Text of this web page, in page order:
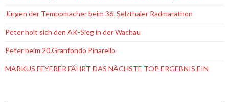
Jürgen der Tempomacher beim 36. Selzthaler Radmarathon
Peter holt sich den AK-Sieg in der Wachau
Peter beim 20.Granfondo Pinarello
MARKUS FEYERER FÄHRT DAS NÄCHSTE TOP ERGEBNIS EIN